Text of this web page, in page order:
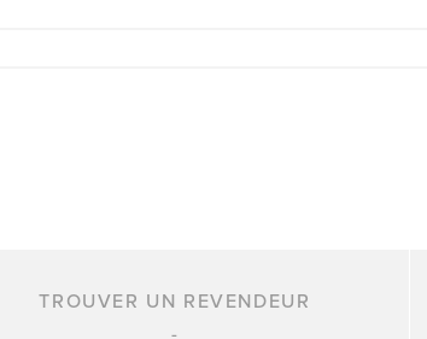
TROUVER UN REVENDEUR